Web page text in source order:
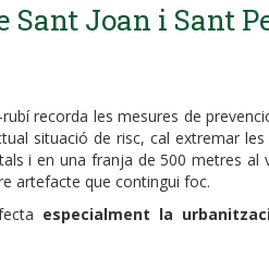
Sant Joan i Sant
recorda les mesures de
situació de risc, cal extremar
i en una franja de 500 metres
artefacte que contingui foc.
especialment la